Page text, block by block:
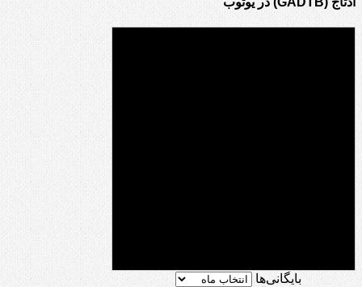
بایگانی‌ها